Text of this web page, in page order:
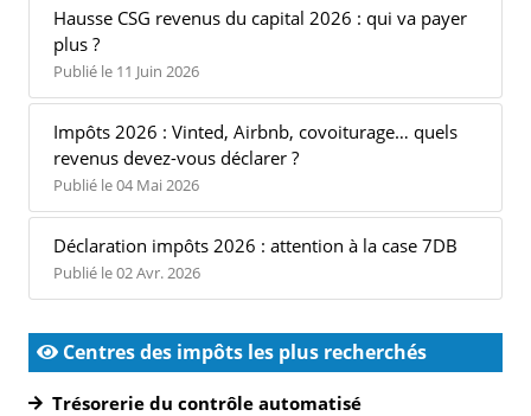
Hausse CSG revenus du capital 2026 : qui va payer
plus ?
Publié le 11 Juin 2026
Impôts 2026 : Vinted, Airbnb, covoiturage… quels
revenus devez-vous déclarer ?
Publié le 04 Mai 2026
Déclaration impôts 2026 : attention à la case 7DB
Publié le 02 Avr. 2026
Centres des impôts les plus recherchés
Trésorerie du contrôle automatisé